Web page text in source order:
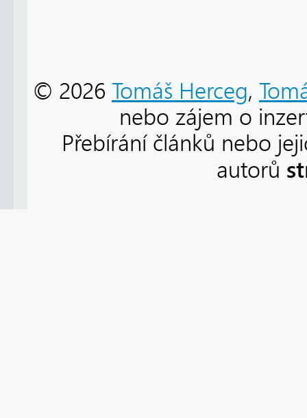
© 2026 Tomáš Herceg,
nebo zájem o
Přebírání článků nebo
autorů